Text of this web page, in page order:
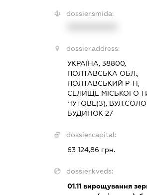
dossier.smida:
dossier.address:
УКРАЇНА, 38800,
ПОЛТАВСЬКА ОБЛ.,
ПОЛТАВСЬКИЙ Р-Н,
СЕЛИЩЕ МІСЬКОГО
ЧУТОВЕ(З),
БУДИНОК 27
dossier.capital:
63 124,86 грн.
dossier.kveds:
01.11вирощування